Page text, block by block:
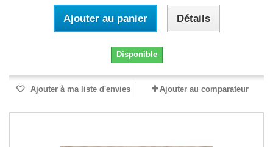
Ajouter au panier Détails
Disponible
Ajouter à ma liste d'envies Ajouter au comparateur